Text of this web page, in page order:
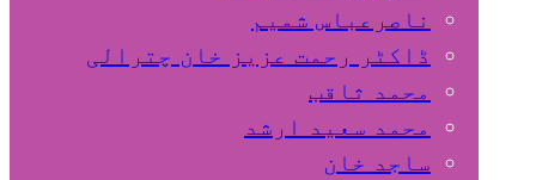
ناصرعباس شمیم
ڈاکٹر رحمت عزیز خان چترالی
محمد ثاقب
محمد سعید ارشد
ساجد خان